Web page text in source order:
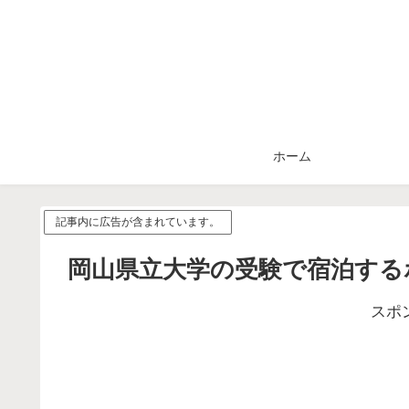
ホーム
記事内に広告が含まれています。
岡山県立大学の受験で宿泊す
スポ